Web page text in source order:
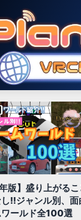
版】初心者が行く
別おすすめワール